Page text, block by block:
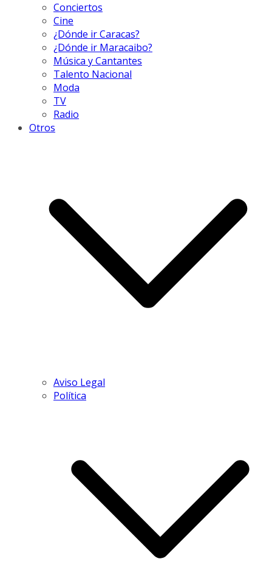
Conciertos
Cine
¿Dónde ir Caracas?
¿Dónde ir Maracaibo?
Música y Cantantes
Talento Nacional
Moda
TV
Radio
Otros
Aviso Legal
Política